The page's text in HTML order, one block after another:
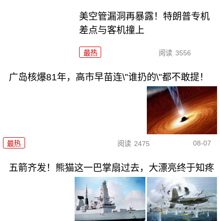
美空管漏洞再暴露！特朗普专机
差点与客机撞上
最热 阅读 3556
广岛核爆81年，高市早苗连\"谁扔的\"都不敢提！
最热 阅读 2475 08-07
五箭齐发！熊猫这一巴掌扇过去，大漂亮终于知疼